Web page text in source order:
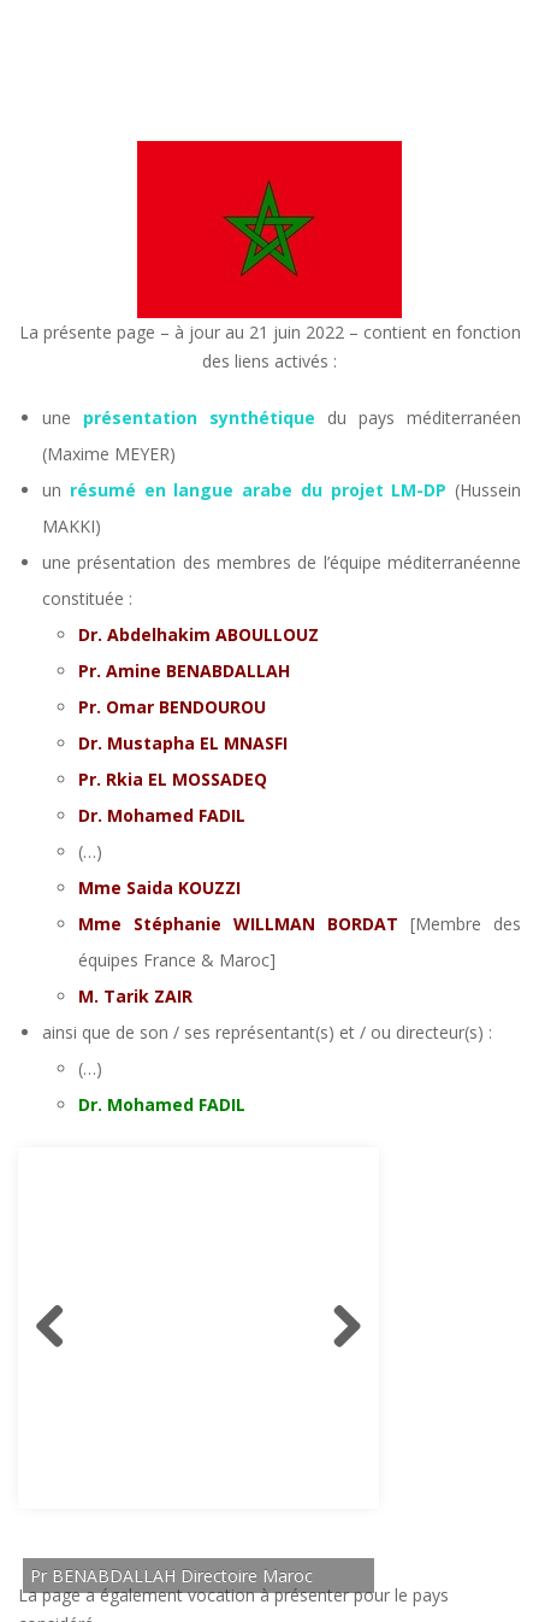
La présente page – à jour au 21 juin 2022 – contient en fonction
des liens activés :
une présentation synthétique du pays méditerranéen
(Maxime MEYER)
un résumé en langue arabe du projet LM-DP (Hussein
MAKKI)
une présentation des membres de l’équipe méditerranéenne
constituée :
Dr. Abdelhakim ABOULLOUZ
Pr. Amine BENABDALLAH
Pr. Omar BENDOUROU
Dr. Mustapha EL MNASFI
Pr. Rkia EL MOSSADEQ
Dr. Mohamed FADIL
(…)
Mme Saida KOUZZI
Mme Stéphanie WILLMAN BORDAT [Membre des
équipes France & Maroc]
M. Tarik ZAIR
ainsi que de son / ses représentant(s) et / ou directeur(s) :
(…)
Dr. Mohamed FADIL
La page a également vocation à présenter pour le pays